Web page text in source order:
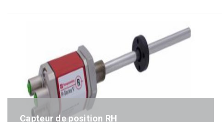
Capteur de position RH